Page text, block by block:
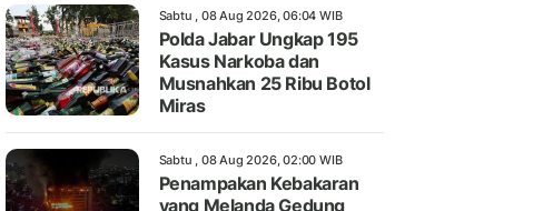
Sabtu , 08 Aug 2026, 06:04 WIB
Polda Jabar Ungkap 195
Kasus Narkoba dan
Musnahkan 25 Ribu Botol
Miras
Sabtu , 08 Aug 2026, 02:00 WIB
Penampakan Kebakaran
yang Melanda Gedung